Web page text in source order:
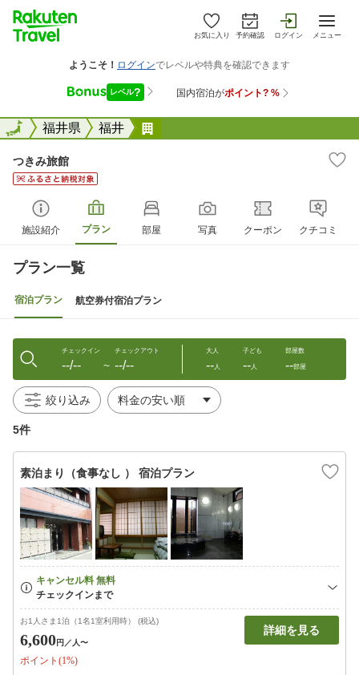
お気に入り 予約確認 ログイン メニュー
全国福井県 福井
全国
つきみ旅館
施設紹介 プラン 部屋 写真 クーポン クチコミ
プラン一覧
宿泊プラン 航空券付宿泊プラン
チェックイン
--/-- 〜
チェックアウト
--/--
大人
--人
子ども
--人
部屋数
--部屋
絞り込み
5件
素泊まり（食事なし ） 宿泊プラン
お1人さま1泊（1名1室利用時） (税込)
6,600円 ／人〜
ポイント(1%)
詳細を見る